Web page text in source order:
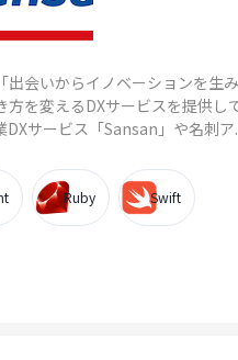
会いからイノベーションを生
方を変えるDXサービスを提供し
サービス「Sansan」や名刺ア
Ruby Swift